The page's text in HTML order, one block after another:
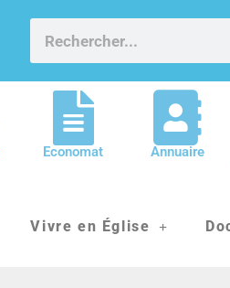
Economat Annuaire
Vivre en Église